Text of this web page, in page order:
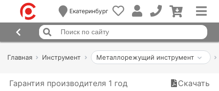
Екатеринбург
Главная Инструмент Металлорежущий инструмент
Гарантия производителя 1 год Скачать